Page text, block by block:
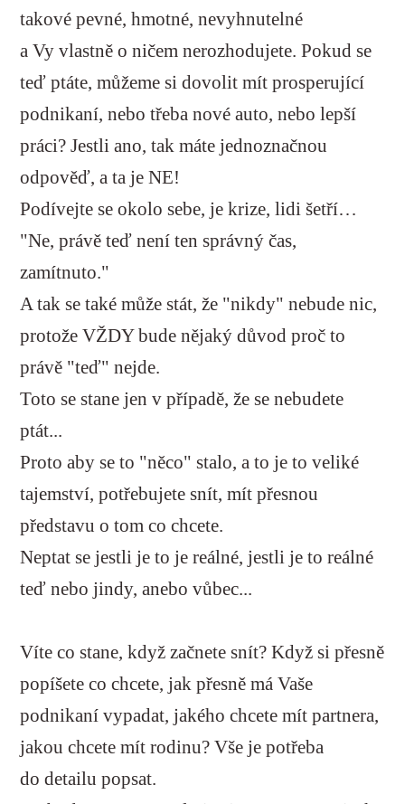
takové pevné, hmotné, nevyhnutelné
a Vy vlastně o ničem nerozhodujete. Pokud se
teď ptáte, můžeme si dovolit mít prosperující
podnikaní, nebo třeba nové auto, nebo lepší
práci? Jestli ano, tak máte jednoznačnou
odpověď, a ta je NE!
Podívejte se okolo sebe, je krize, lidi šetří…
"Ne, právě teď není ten správný čas,
zamítnuto."
A tak se také může stát, že "nikdy" nebude nic,
protože VŽDY bude nějaký důvod proč to
právě "teď" nejde.
Toto se stane jen v případě, že se nebudete
ptát...
Proto aby se to "něco" stalo, a to je to veliké
tajemství, potřebujete snít, mít přesnou
představu o tom co chcete.
Neptat se jestli je to je reálné, jestli je to reálné
teď nebo jindy, anebo vůbec...
Víte co stane, když začnete snít? Když si přesně
popíšete co chcete, jak přesně má Vaše
podnikaní vypadat, jakého chcete mít partnera,
jakou chcete mít rodinu? Vše je potřeba
do detailu popsat.